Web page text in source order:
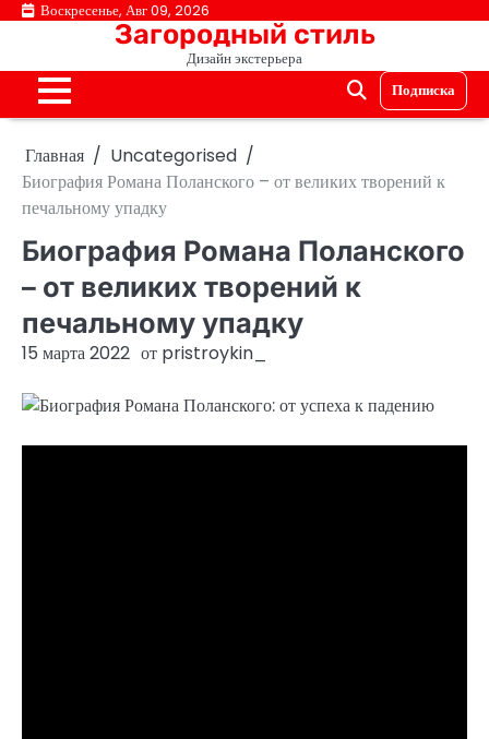
ПерейтиВоскресенье, Авг 09, 2026
Загородный стиль
Дизайн экстерьера
Подписка
Главная
Uncategorised
Биография Романа Поланского – от великих творений к
печальному упадку
Биография Романа Поланского
– от великих творений к
печальному упадку
15 марта 2022 от pristroykin_